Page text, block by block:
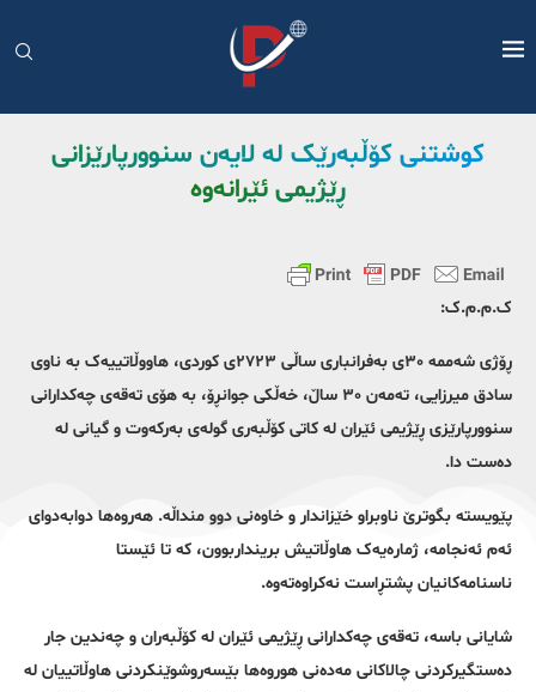
کوشتنی کۆڵبەرێک لە لایەن سنوورپارێزانی
ڕێژیمی ئێرانەوە
ک.م.م.ک:
ڕۆژی شەممە ٣٠ی بەفرانباری ساڵی ٢٧٢٣ی کوردی، هاووڵاتییەک بە ناوی
سادق میرزایی، تەمەن ٣٠ ساڵ، خەڵکی جوانڕۆ، بە هۆی تەقەی چەکدارانی
سنوورپارێزی ڕێژیمی ئێران لە کاتی کۆڵبەری گولەی بەرکەوت و گیانی لە
دەست دا.
پێویستە بگوترێ ناوبراو خێزاندار و خاوەنی دوو منداڵە. هەروەها دوابەدوای
ئەم ئەنجامە، ژمارەیەک هاوڵاتیش برینداربوون، کە تا ئێستا
ناسنامەکانیان پشتڕاست نەکراوەتەوە.
شایانی باسە، تەقەی چەکدارانی ڕێژیمی ئێران لە کۆڵبەران و چەندین جار
دەستگیرکردنی چالاکانی مەدەنی هوروەها بێسەروشوێنکردنی هاوڵاتییان لە